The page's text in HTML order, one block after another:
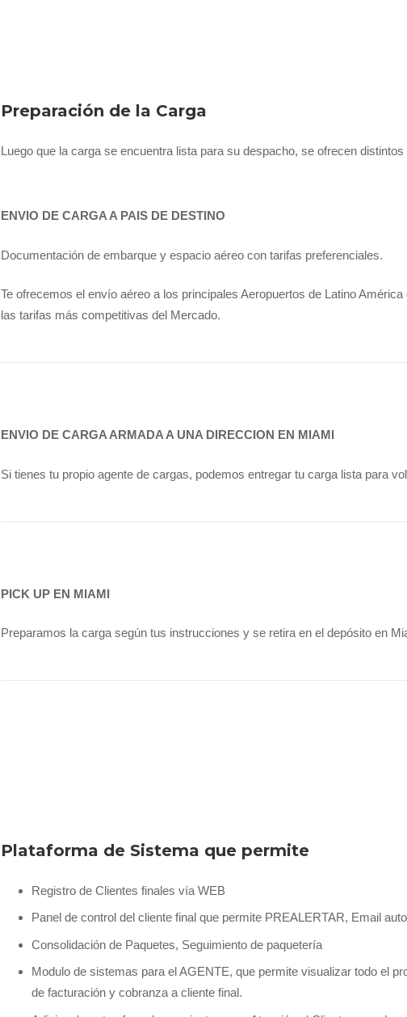
Preparación de la Carga
Luego que la carga se encuentra lista para su despacho, se ofrecen
ENVIO DE CARGA A PAIS DE DESTINO
Documentación de embarque y espacio aéreo con tarifas preferenciales.
Te ofrecemos el envío aéreo a los principales Aeropuertos de Latino
las tarifas más competitivas del Mercado.
ENVIO DE CARGA ARMADA A UNA DIRECCION EN MIAMI
Si tienes tu propio agente de cargas, podemos entregar tu carga lista para
PICK UP EN MIAMI
Preparamos la carga según tus instrucciones y se retira en el depósito en
Plataforma de Sistema que permite
Registro de Clientes finales vía WEB
Panel de control del cliente final que permite PREALERTAR, Email
Consolidación de Paquetes, Seguimiento de paquetería
Modulo de sistemas para el AGENTE, que permite visualizar todo el
de facturación y cobranza a cliente final.